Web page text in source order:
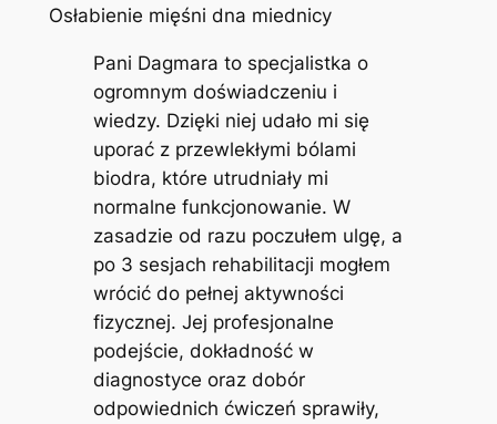
Osłabienie mięśni dna miednicy
Pani Dagmara to specjalistka o
ogromnym doświadczeniu i
wiedzy. Dzięki niej udało mi się
uporać z przewlekłymi bólami
biodra, które utrudniały mi
normalne funkcjonowanie. W
zasadzie od razu poczułem ulgę, a
po 3 sesjach rehabilitacji mogłem
wrócić do pełnej aktywności
fizycznej. Jej profesjonalne
podejście, dokładność w
diagnostyce oraz dobór
odpowiednich ćwiczeń sprawiły,